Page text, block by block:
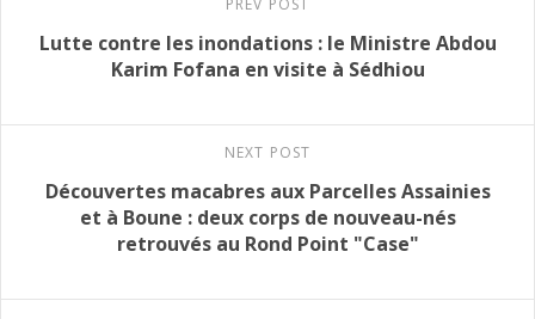
PREV POST
Lutte contre les inondations : le Ministre Abdou
Karim Fofana en visite à Sédhiou
NEXT POST
Découvertes macabres aux Parcelles Assainies
et à Boune : deux corps de nouveau-nés
retrouvés au Rond Point "Case"